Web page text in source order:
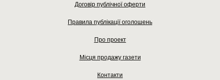
Договір публічної оферти
Правила публікації оголошень
Про проект
Місця продажу газети
Контакти